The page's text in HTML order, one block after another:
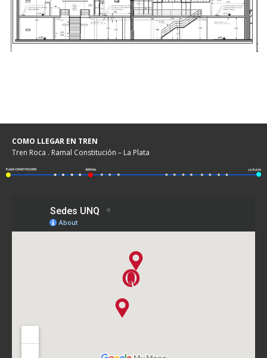
COMO LLEGAR EN TREN
Tren Roca . Ramal Constitución – La Plata